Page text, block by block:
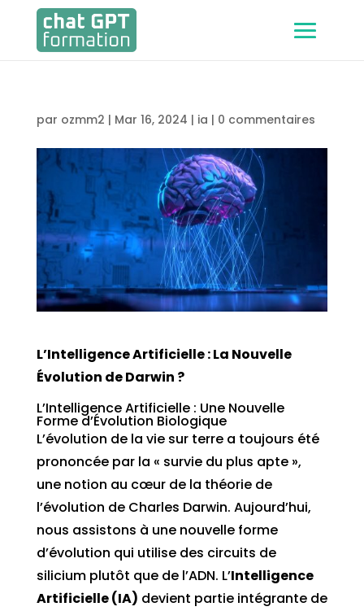
par ozmm2 | Mar 16, 2024 | ia | 0 commentaires
L’Intelligence Artificielle : La Nouvelle
Évolution de Darwin ?
L’Intelligence Artificielle : Une Nouvelle
Forme d’Évolution Biologique
L’évolution de la vie sur terre a toujours été
prononcée par la « survie du plus apte »,
une notion au cœur de la théorie de
l’évolution de Charles Darwin. Aujourd’hui,
nous assistons à une nouvelle forme
d’évolution qui utilise des circuits de
silicium plutôt que de l’ADN. L’Intelligence
Artificielle (IA) devient partie intégrante de